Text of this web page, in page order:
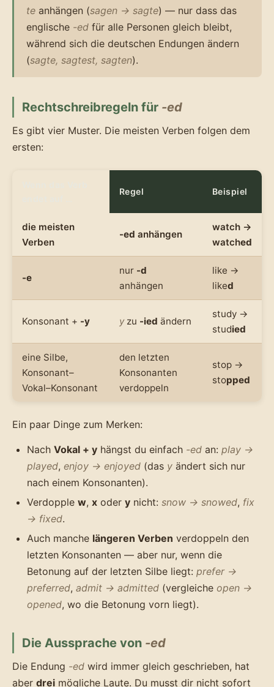
te anhängen (sagen → sagte) — nur dass das
englische -ed für alle Personen gleich bleibt,
während sich die deutschen Endungen ändern
(sagte, sagtest, sagten).
Rechtschreibregeln für -ed
Es gibt vier Muster. Die meisten Verben folgen dem
ersten:
Regel Beispiel
die meisten
Verben
-ed anhängen
watch →
watched
-e
nur -d
anhängen
like →
liked
Konsonant + -y yzu -ied ändern
study →
studied
eine Silbe,
Konsonant–
Vokal–Konsonant
den letzten
Konsonanten
verdoppeln
stop →
stopped
Ein paar Dinge zum Merken:
Nach Vokal + y hängst du einfach -ed an: play →
played, enjoy → enjoyed (das y ändert sich nur
nach einem Konsonanten).
Verdopple w, x oder y nicht: snow → snowed, fix
→ fixed.
Auch manche längeren Verben verdoppeln den
letzten Konsonanten — aber nur, wenn die
Betonung auf der letzten Silbe liegt: prefer →
preferred, admit → admitted (vergleiche open →
opened, wo die Betonung vorn liegt).
Die Aussprache von -ed
Die Endung -ed wird immer gleich geschrieben, hat
aber drei mögliche Laute. Du musst dir nicht sofort